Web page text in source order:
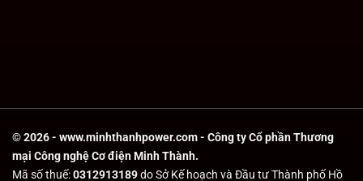
© 2026 - www.minhthanhpower.com - Công ty Cổ phần Thương
mại Công nghệ Cơ điện Minh Thành.
Mã số thuế:0312913189do Sở Kế hoạch và Đầu tư Thành phố Hồ